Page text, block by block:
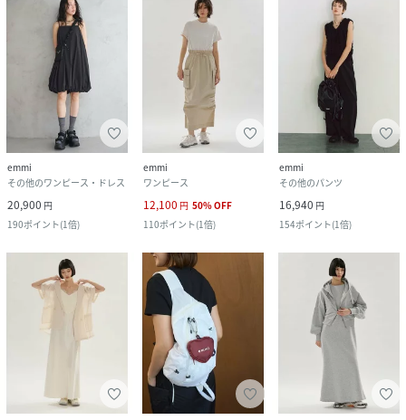
emmi
その他のワンピース・ドレス
20,900 円
190ポイント(1倍)
emmi
ワンピース
12,100 円 50%OFF
110ポイント(1倍)
emmi
その他のパンツ
16,940 円
154ポイント(1倍)